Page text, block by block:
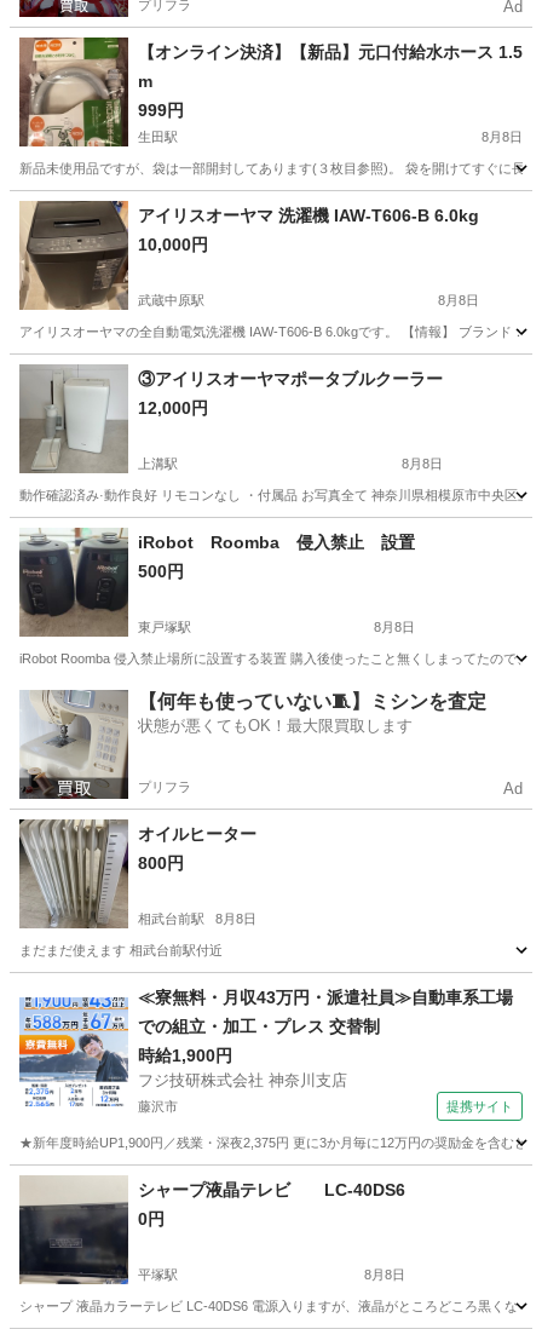
プリフラ Ad
【オンライン決済】【新品】元口付給水ホース 1.5
m
999円
生田駅 8月8日
新品未使用品ですが、袋は一部開封してあります(３枚目参照)。 袋を開けてすぐに長
神奈川 川崎市 生田駅 生活家電 ホース
アイリスオーヤマ 洗濯機 IAW-T606-B 6.0kg
10,000円
武蔵中原駅 8月8日
アイリスオーヤマの全自動電気洗濯機 IAW-T606-B 6.0kgです。 【情報】 ブランド：
神奈川 川崎市 武蔵中原駅 生活家電
③アイリスオーヤマポータブルクーラー
12,000円
上溝駅 8月8日
動作確認済み·動作良好 リモコンなし ・付属品 お写真全て 神奈川県相模原市中央区
神奈川 相模原市 季節、空調家電 リモコン
iRobot Roomba 侵入禁止 設置
500円
東戸塚駅 8月8日
iRobot Roomba 侵入禁止場所に設置する装置 購入後使ったこと無くしまってたので
神奈川 横浜市 東戸塚駅 生活家電 場所
【何年も使っていない🧵】ミシンを査定
状態が悪くてもOK！最大限買取します
プリフラ Ad
オイルヒーター
800円
相武台前駅 8月8日
まだまだ使えます 相武台前駅付近
相武台前駅 季節、空調家電 付近
≪寮無料・月収43万円・派遣社員≫自動車系工場
での組立・加工・プレス 交替制
時給1,900円
フジ技研株式会社 神奈川支店
藤沢市 提携サイト
★新年度時給UP1,900円／残業・深夜2,375円 更に3か月毎に12万円の奨励金を含む
神奈川 藤沢市 その他
シャープ液晶テレビ LC-40DS6
0円
平塚駅 8月8日
シャープ 液晶カラーテレビ LC-40DS6 電源入りますが、液晶がところどころ黒くな